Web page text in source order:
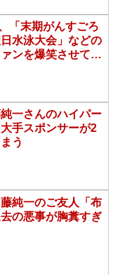
「末期がんすごろ
水泳大会」などの
ンを爆笑させてし
純一さんのハイパー
手スポンサーが2
う
純一のご友人「布
の悪事が胸糞すぎ